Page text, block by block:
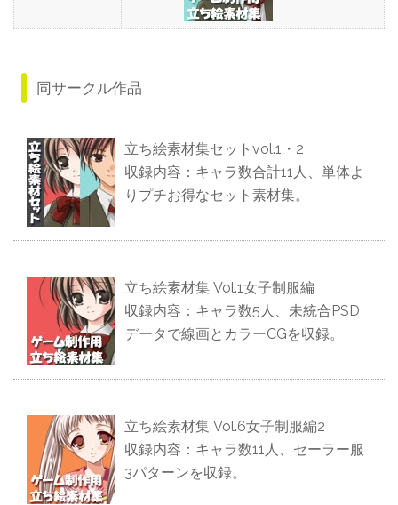
同サークル作品
立ち絵素材集セットvol.1・2
収録内容：キャラ数合計11人、単体よ
りプチお得なセット素材集。
立ち絵素材集 Vol.1女子制服編
収録内容：キャラ数5人、未統合PSD
データで線画とカラーCGを収録。
立ち絵素材集 Vol.6女子制服編2
収録内容：キャラ数11人、セーラー服
3パターンを収録。